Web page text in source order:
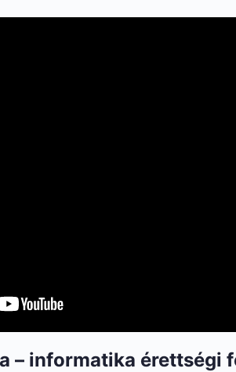
– informatika érettségi